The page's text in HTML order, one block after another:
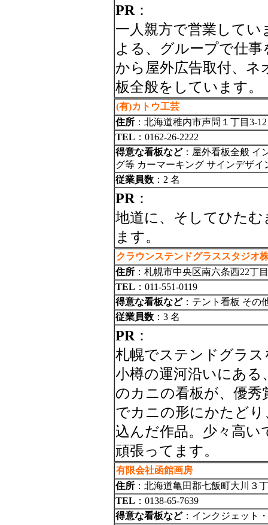
PR ：
一人親方で営業して
よる、グループで仕
から屋外広告取付、
板全般をしています。
(有)カトウ工芸
住所 ：北海道稚内市声問１丁目3-12
TEL ：0162-26-2222
得意な看板など：屋外看板全般 イ
グ等 カーマーキング サインデザイ
従業員数 ：2 名
PR ：
地道に、そしてひた
ます。
クラウンステンドグラススタジオ
住所 ：札幌市中央区南六条西22丁
TEL ：011-551-0119
得意な看板など：テント看板 その
従業員数 ：3 名
PR ：
札幌でステンドグラス
小樽の運河沿いにあ
のカニの看板が、優
でカニの形にかたど
込んだ作品。少々高
頑張ってます。
有限会社函館画房
住所 ：北海道亀田郡七飯町大川３
TEL ：0138-65-7639
得意な看板など：インクジェット